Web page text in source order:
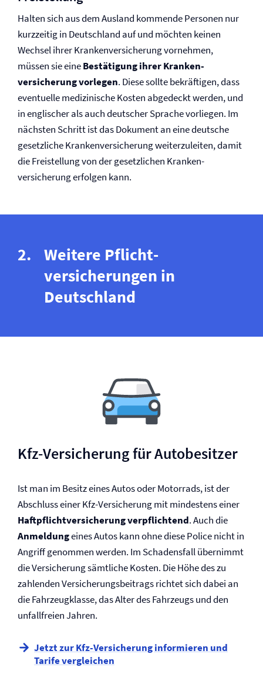
Halten sich aus dem Ausland kommende Personen nur
kurzzeitig in Deutschland auf und möchten keinen
Wechsel ihrer Kranken­versicherung vornehmen,
müssen sie eineBestätigung ihrer Kranken­
versicherung vorlegen. Diese sollte bekräftigen, dass
eventuelle medizinische Kosten abgedeckt werden, und
in englischer als auch deutscher Sprache vorliegen. Im
nächsten Schritt ist das Dokument an eine deutsche
gesetzliche Kranken­versicherung weiterzuleiten, damit
die Freistellung von der gesetzlichen Kranken­
versicherung erfolgen kann.
Weitere Pflicht­
versicherungen in
Deutschland
Kfz-Versicherung für Autobesitzer
Ist man im Besitz eines Autos oder Motorrads, ist der
Abschluss einer Kfz-Versicherung mit mindestens einer
Haftpflicht­versicherungver­pflichtend. Auch die
Anmeldungeines Autos kann ohne diese Police nicht in
Angriff genommen werden. Im Schadensfall übernimmt
die Versicherung sämtliche Kosten. Die Höhe des zu
zahlenden Versicherungsbeitrags richtet sich dabei an
die Fahrzeugklasse, das Alter des Fahrzeugs und den
unfallfreien Jahren.
Jetzt zur Kfz-Versicherung informieren und
Tarife vergleichen